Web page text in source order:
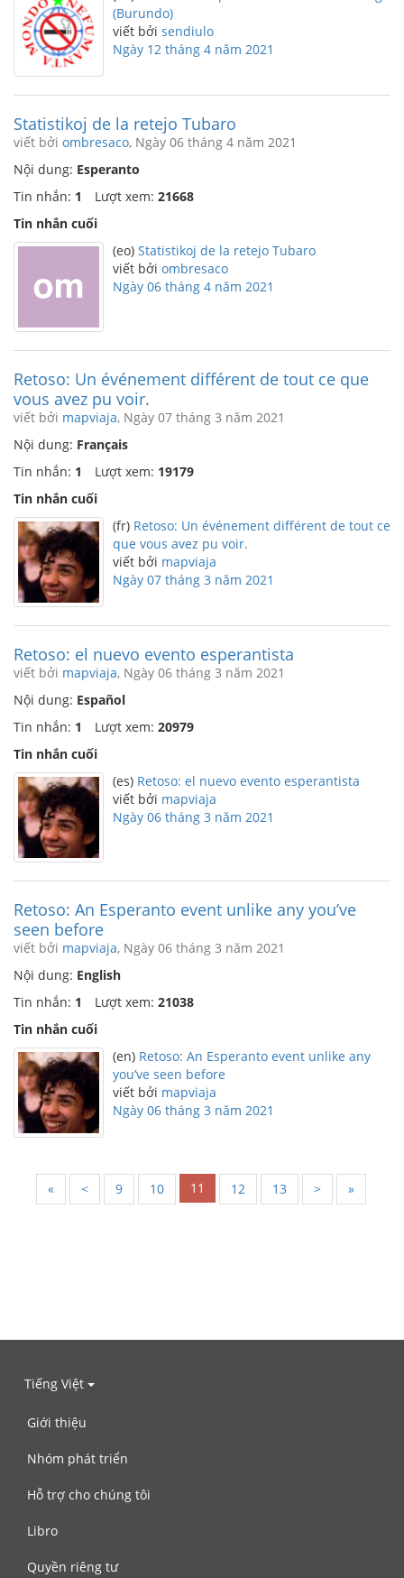
(Burundo)
viết bởi sendiulo
Ngày 12 tháng 4 năm 2021
Statistikoj de la retejo Tubaro
viết bởi ombresaco, Ngày 06 tháng 4 năm 2021
Nội dung: Esperanto
Tin nhắn: 1 Lượt xem: 21668
Tin nhắn cuối
(eo) Statistikoj de la retejo Tubaro
viết bởi ombresaco
Ngày 06 tháng 4 năm 2021
Retoso: Un événement différent de tout ce que
vous avez pu voir.
viết bởi mapviaja, Ngày 07 tháng 3 năm 2021
Nội dung: Français
Tin nhắn: 1 Lượt xem: 19179
Tin nhắn cuối
(fr) Retoso: Un événement différent de tout ce
que vous avez pu voir.
viết bởi mapviaja
Ngày 07 tháng 3 năm 2021
Retoso: el nuevo evento esperantista
viết bởi mapviaja, Ngày 06 tháng 3 năm 2021
Nội dung: Español
Tin nhắn: 1 Lượt xem: 20979
Tin nhắn cuối
(es) Retoso: el nuevo evento esperantista
viết bởi mapviaja
Ngày 06 tháng 3 năm 2021
Retoso: An Esperanto event unlike any you’ve
seen before
viết bởi mapviaja, Ngày 06 tháng 3 năm 2021
Nội dung: English
Tin nhắn: 1 Lượt xem: 21038
Tin nhắn cuối
(en) Retoso: An Esperanto event unlike any
you’ve seen before
viết bởi mapviaja
Ngày 06 tháng 3 năm 2021
« < 9 10 11 12 13 > »
Tiếng Việt
Giới thiệu
Nhóm phát triển
Hỗ trợ cho chúng tôi
Libro
Quyền riêng tư